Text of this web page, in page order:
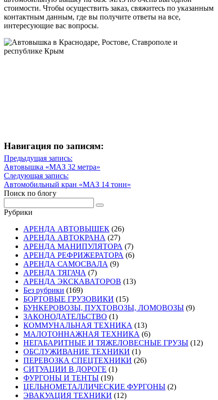
стоимости. Чтобы осуществить заказ, свяжитесь по указанным
контактным данным, где вы получите ответы на все,
интересующие вас вопросы.
Навигация по записям:
Навигация
по
записям
Предыдущая запись:
Предыдущая
запись
Автовышка «МАЗ 32 метра»
Следующая запись:
Следующая
запись
Автомобильный кран «МАЗ 14 тонн»
Поиск по блогу
Рубрики
АРЕНДА АВТОВЫШЕК (26)
АРЕНДА АВТОКРАНА (27)
АРЕНДА МАНИПУЛЯТОРА (7)
АРЕНДА РЕФРИЖЕРАТОРА (6)
АРЕНДА САМОСВАЛА (9)
АРЕНДА ТЯГАЧА (7)
АРЕНДА ЭКСКАВАТОРОВ (13)
Без рубрики (169)
БОРТОВЫЕ ГРУЗОВИКИ (15)
БУНКЕРОВОЗЫ, ПУХТОВОЗЫ, ЛОМОВОЗЫ (9)
ЗАКОНОДАТЕЛЬСТВО (1)
КОММУНАЛЬНАЯ ТЕХНИКА (13)
МАЛОТОННАЖНАЯ ТЕХНИКА (6)
НЕГАБАРИТНЫЕ И ТЯЖЕЛОВЕСНЫЕ ГРУЗЫ (12)
ОБСЛУЖИВАНИЕ ТЕХНИКИ (1)
ПЕРЕВОЗКА СПЕЦТЕХНИКИ (26)
СИТУАЦИИ В ДОРОГЕ (1)
ФУРГОНЫ И ТЕНТЫ (19)
ЦЕЛЬНОМЕТАЛЛИЧЕСКИЕ ФУРГОНЫ (2)
ЭВАКУАЦИЯ ТЕХНИКИ (12)